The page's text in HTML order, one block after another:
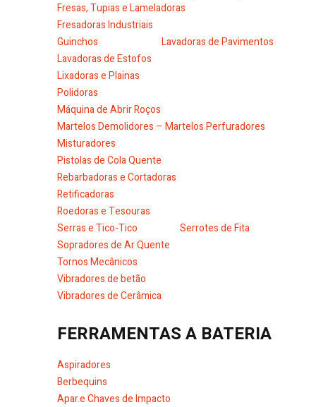
Fresas, Tupias e Lameladoras
Fresadoras Industriais
Guinchos
Lavadoras de Pavimentos
Lavadoras de Estofos
Lixadoras e Plainas
Polidoras
Máquina de Abrir Roços
Martelos Demolidores – Martelos Perfuradores
Misturadores
Pistolas de Cola Quente
Rebarbadoras e Cortadoras
Retificadoras
Roedoras e Tesouras
Serras e Tico-Tico
Serrotes de Fita
Sopradores de Ar Quente
Tornos Mecânicos
Vibradores de betão
Vibradores de Cerâmica
FERRAMENTAS A BATERIA
Aspiradores
Berbequins
Apar.e Chaves de Impacto